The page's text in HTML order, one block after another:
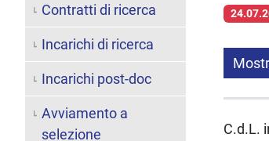
C.d.L.
Contratti di ricerca
Incarichi di ricerca
Incarichi post-doc
Avviamento a
selezione